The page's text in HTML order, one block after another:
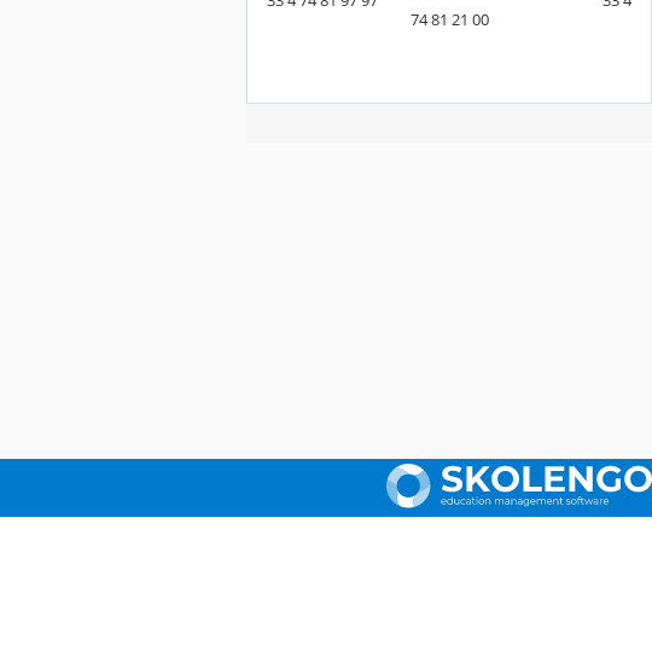
74 81 21 00